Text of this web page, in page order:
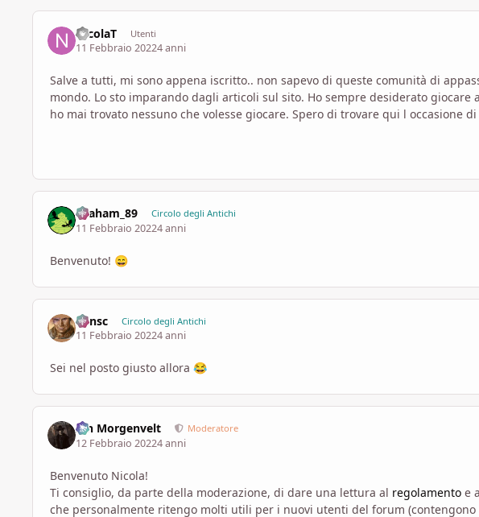
NicolaT Utenti
11 Febbraio 20224 anni
Salve a tutti, mi sono appena iscritto.. non sapevo di queste comunità di
mondo. Lo sto imparando dagli articoli sul sito. Ho sempre desiderato giocare
ho mai trovato nessuno che volesse giocare. Spero di trovare qui l occasione
Graham_89 Circolo degli Antichi
11 Febbraio 20224 anni
Benvenuto! 😄
Minsc Circolo degli Antichi
11 Febbraio 20224 anni
Sei nel posto giusto allora 😂
Ian Morgenvelt Moderatore
12 Febbraio 20224 anni
Benvenuto Nicola!
Ti consiglio, da parte della moderazione, di dare una lettura al regolamento e
che personalmente ritengo molti utili per i nuovi utenti del forum